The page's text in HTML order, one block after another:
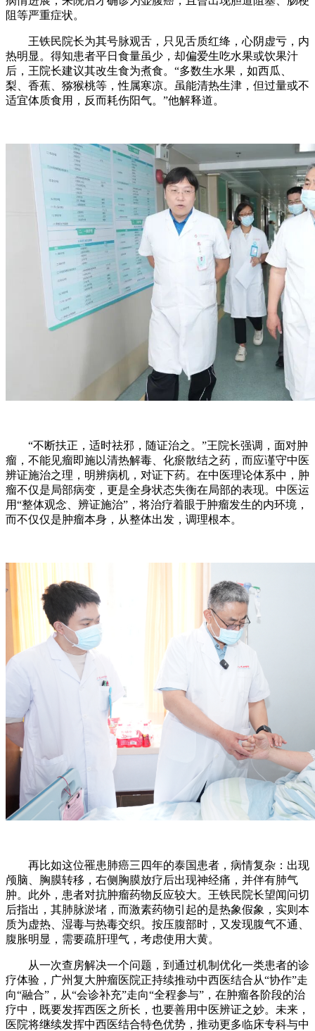
阻等严重症状。
王铁民院长为其号脉观舌，只见舌质红绛，心阴虚亏，内
热明显。得知患者平日食量虽少，却偏爱生吃水果或饮果汁
后，王院长建议其改生食为煮食。“多数生水果，如西瓜、
梨、香蕉、猕猴桃等，性属寒凉。虽能清热生津，但过量或不
适宜体质食用，反而耗伤阳气。”他解释道。
“不断扶正，适时祛邪，随证治之。”王院长强调，面对肿
瘤，不能见瘤即施以清热解毒、化瘀散结之药，而应谨守中医
辨证施治之理，明辨病机，对证下药。在中医理论体系中，肿
瘤不仅是局部病变，更是全身状态失衡在局部的表现。中医运
用“整体观念、辨证施治”，将治疗着眼于肿瘤发生的内环境，
而不仅仅是肿瘤本身，从整体出发，调理根本。
再比如这位罹患肺癌三四年的泰国患者，病情复杂：出现
颅脑、胸膜转移，右侧胸膜放疗后出现神经痛，并伴有肺气
肿。此外，患者对抗肿瘤药物反应较大。王铁民院长望闻问切
后指出，其肺脉淤堵，而激素药物引起的是热象假象，实则本
质为虚热、湿毒与热毒交织。按压腹部时，又发现腹气不通、
腹胀明显，需要疏肝理气，考虑使用大黄。
从一次查房解决一个问题，到通过机制优化一类患者的诊
疗体验，广州复大肿瘤医院正持续推动中西医结合从“协作”走
向“融合”，从“会诊补充”走向“全程参与”，在肿瘤各阶段的治
疗中，既要发挥西医之所长，也要善用中医辨证之妙。未来，
医院将继续发挥中西医结合特色优势，推动更多临床专科与中